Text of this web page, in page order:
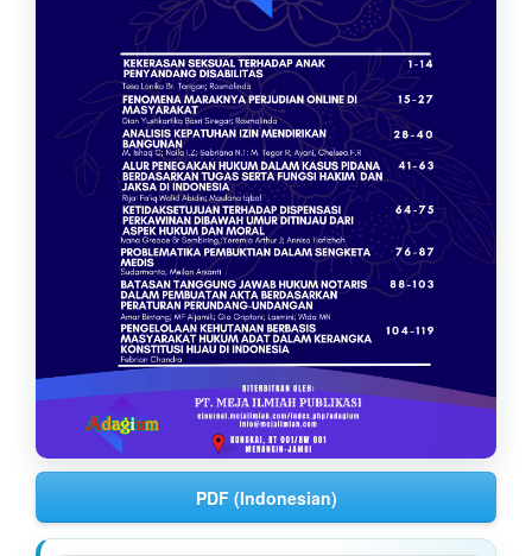
PDF (Indonesian)